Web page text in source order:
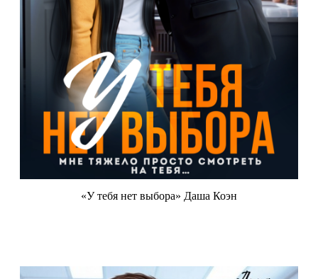
«У тебя нет выбора» Даша Коэн